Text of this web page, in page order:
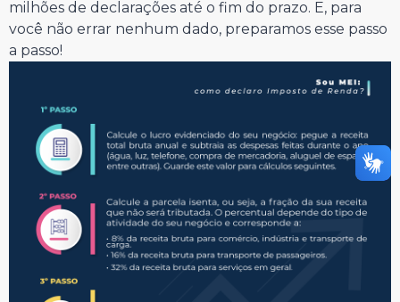
milhões de declarações até o fim do prazo. E, para
você não errar nenhum dado, preparamos esse passo
a passo!